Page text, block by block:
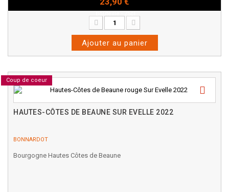
Ajouter au panier
Coup de coeur
HAUTES-CÔTES DE BEAUNE SUR EVELLE 2022
BONNARDOT
Bourgogne Hautes Côtes de Beaune